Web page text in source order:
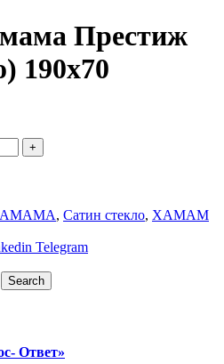
Престиж
190х70
, Сатин стекло, ХАМАМ
Telegram
Search
Ответ»